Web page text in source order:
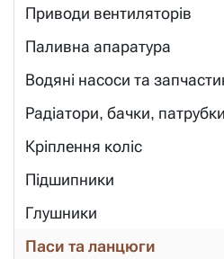
Приводи вентиляторів
Паливна апаратура
Водяні насоси та
Радіатори, бачки, патрубки
Кріплення коліс
Підшипники
Глушники
Паси та ланцюги